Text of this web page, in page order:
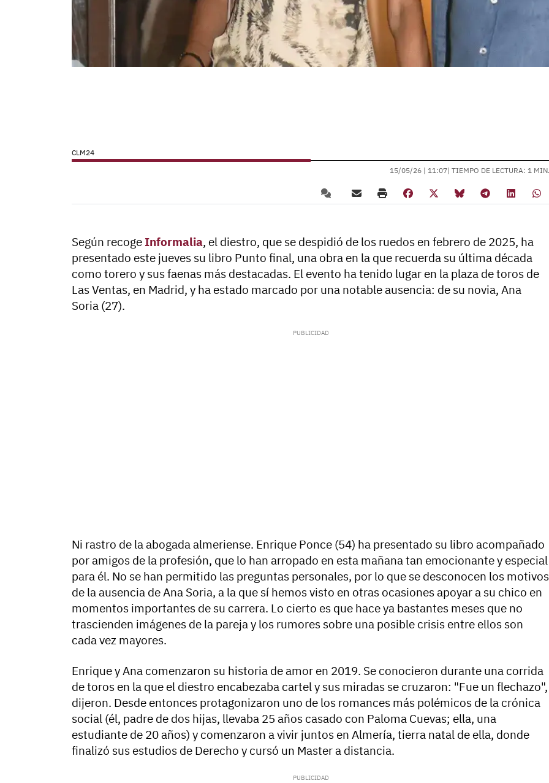
CLM24
15/05/26 | 11:07| TIEMPO DE LECTURA: 1 MIN.
Según recoge Informalia, el diestro, que se despidió de los ruedos en febrero de 2025, ha
presentado este jueves su libro Punto final, una obra en la que recuerda su última década
como torero y sus faenas más destacadas. El evento ha tenido lugar en la plaza de toros de
Las Ventas, en Madrid, y ha estado marcado por una notable ausencia: de su novia, Ana
Soria (27).
Ni rastro de la abogada almeriense. Enrique Ponce (54) ha presentado su libro acompañado
por amigos de la profesión, que lo han arropado en esta mañana tan emocionante y especial
para él. No se han permitido las preguntas personales, por lo que se desconocen los motivos
de la ausencia de Ana Soria, a la que sí hemos visto en otras ocasiones apoyar a su chico en
momentos importantes de su carrera. Lo cierto es que hace ya bastantes meses que no
trascienden imágenes de la pareja y los rumores sobre una posible crisis entre ellos son
cada vez mayores.
Enrique y Ana comenzaron su historia de amor en 2019. Se conocieron durante una corrida
de toros en la que el diestro encabezaba cartel y sus miradas se cruzaron: "Fue un flechazo",
dijeron. Desde entonces protagonizaron uno de los romances más polémicos de la crónica
social (él, padre de dos hijas, llevaba 25 años casado con Paloma Cuevas; ella, una
estudiante de 20 años) y comenzaron a vivir juntos en Almería, tierra natal de ella, donde
finalizó sus estudios de Derecho y cursó un Master a distancia.